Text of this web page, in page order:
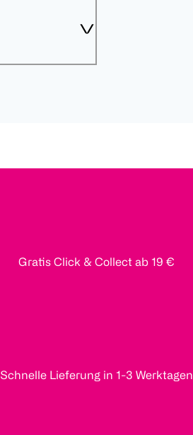
Gratis Click & Collect ab 19 €
Schnelle Lieferung in 1-3 Werktagen